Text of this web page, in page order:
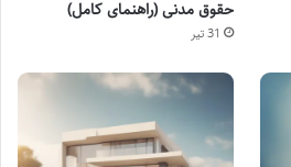
حقوق مدنی (راهنمای کامل)
31 تیر